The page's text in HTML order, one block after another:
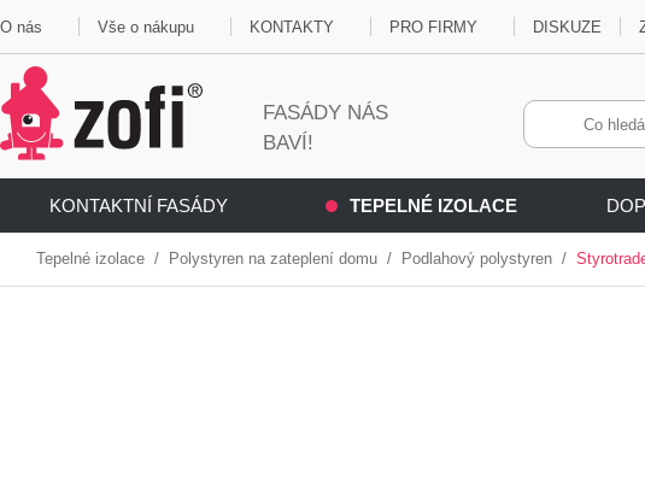
O nás Vše o nákupu KONTAKTY PRO FIRMY DISKUZE
FASÁDY NÁS
BAVÍ!
KONTAKTNÍ FASÁDY TEPELNÉ IZOLACE
Tepelné izolace/Polystyren na zateplení domu/